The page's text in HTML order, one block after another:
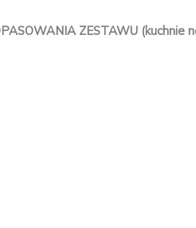
ZESTAWU (kuchnie